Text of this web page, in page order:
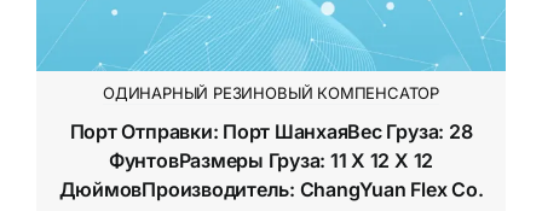
ОДИНАРНЫЙ РЕЗИНОВЫЙ КОМПЕНСАТОР
Порт Отправки: Порт ШанхаяВес Груза: 28
ФунтовРазмеры Груза: 11 X 12 X 12
ДюймовПроизводитель: ChangYuan Flex Co.